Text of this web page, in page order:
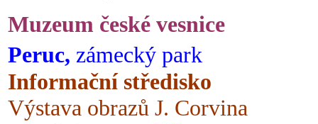
Muzeum české vesnice
Peruc, zámecký park
Informační středisko
Výstava obrazů J. Corvina